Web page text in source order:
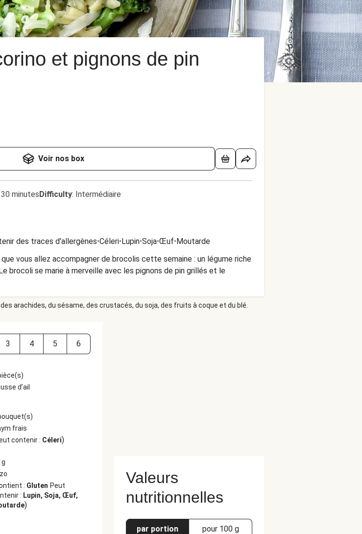
et pignons de pin
Voir nos box
30 minutesDifficulty: Intermédiaire
des traces d'allergènes•Céleri•Lupin•Soja•Œuf•Moutarde
vous allez accompagner de brocolis cette semaine : un légume riche
brocoli se marie à merveille avec les pignons de pin grillés et le
arachides, du sésame, des crustacés, du soja, des fruits à coque et du blé.
3 4 5 6
d’ail
frais
contenir : Céleri)
g
: Gluten Peut
: Lupin, Soja, Œuf,
)
Valeurs
nutritionnelles
par portion pour 100 g